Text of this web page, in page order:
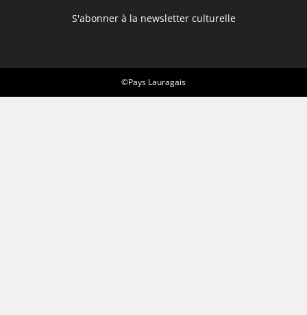
S'abonner à la newsletter culturelle
©Pays Lauragais